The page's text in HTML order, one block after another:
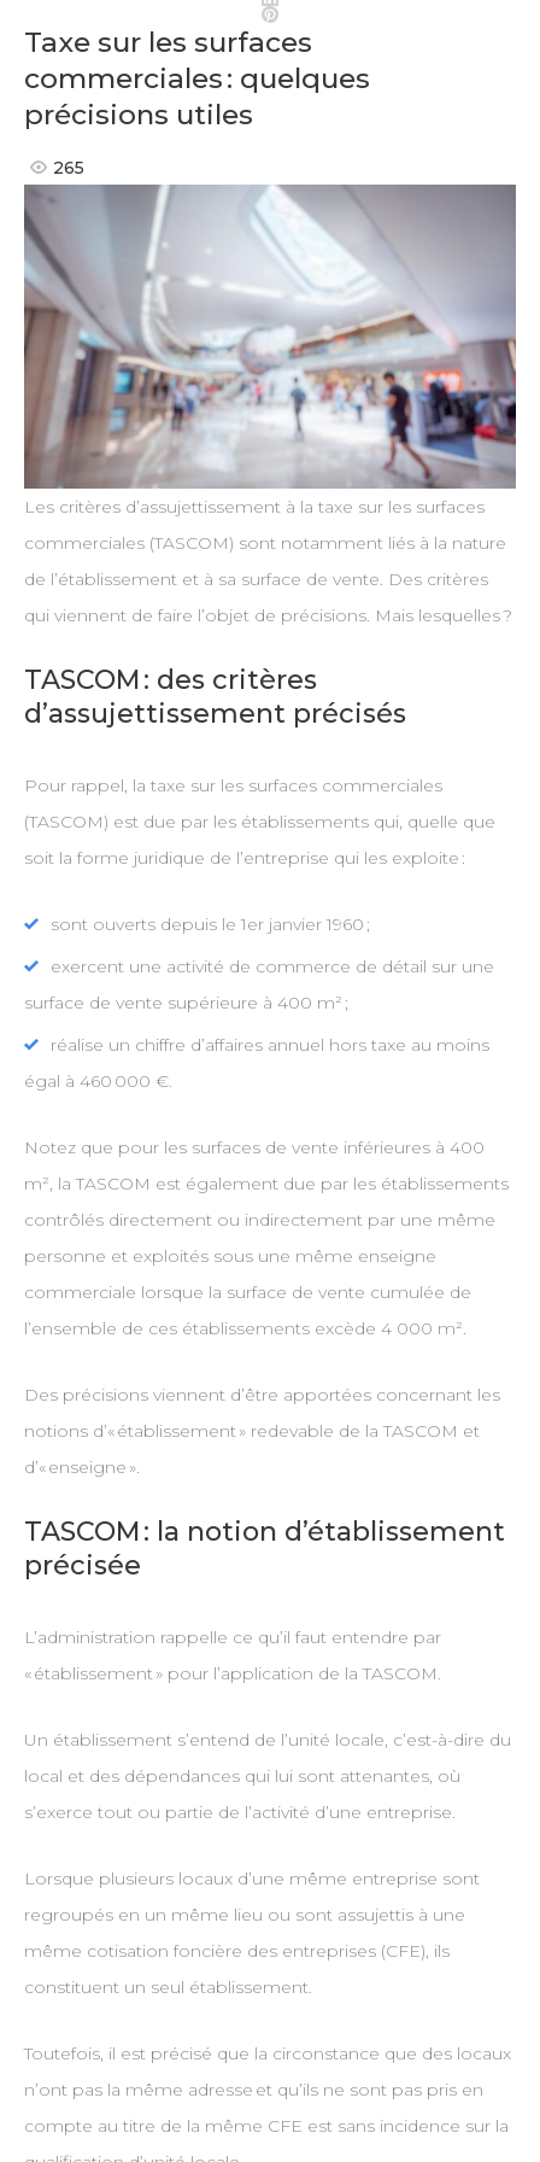
Pinterest
Taxe sur les surfaces
commerciales : quelques
précisions utiles
265
Les critères d’assujettissement à la taxe sur les surfaces
commerciales (TASCOM) sont notamment liés à la nature
de l’établissement et à sa surface de vente. Des critères
qui viennent de faire l’objet de précisions. Mais lesquelles ?
TASCOM : des critères
d’assujettissement précisés
Pour rappel, la taxe sur les surfaces commerciales
(TASCOM) est due par les établissements qui, quelle que
soit la forme juridique de l’entreprise qui les exploite :
sont ouverts depuis le 1er janvier 1960 ;
exercent une activité de commerce de détail sur une
surface de vente supérieure à 400 m² ;
réalise un chiffre d’affaires annuel hors taxe au moins
égal à 460 000 €.
Notez que pour les surfaces de vente inférieures à 400
m², la TASCOM est également due par les établissements
contrôlés directement ou indirectement par une même
personne et exploités sous une même enseigne
commerciale lorsque la surface de vente cumulée de
l’ensemble de ces établissements excède 4 000 m².
Des précisions viennent d’être apportées concernant les
notions d’« établissement » redevable de la TASCOM et
d’« enseigne ».
TASCOM : la notion d’établissement
précisée
L’administration rappelle ce qu’il faut entendre par
« établissement » pour l’application de la TASCOM.
Un établissement s’entend de l’unité locale, c’est-à-dire du
local et des dépendances qui lui sont attenantes, où
s’exerce tout ou partie de l’activité d’une entreprise.
Lorsque plusieurs locaux d’une même entreprise sont
regroupés en un même lieu ou sont assujettis à une
même cotisation foncière des entreprises (CFE), ils
constituent un seul établissement.
Toutefois, il est précisé que la circonstance que des locaux
n’ont pas la même adresse et qu’ils ne sont pas pris en
compte au titre de la même CFE est sans incidence sur la